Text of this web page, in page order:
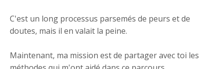
C'est un long processus parsemés de peurs et de
doutes, mais il en valait la peine.
Maintenant, ma mission est de partager avec toi les